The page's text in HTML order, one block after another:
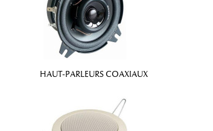
HAUT-PARLEURS COAXIAUX